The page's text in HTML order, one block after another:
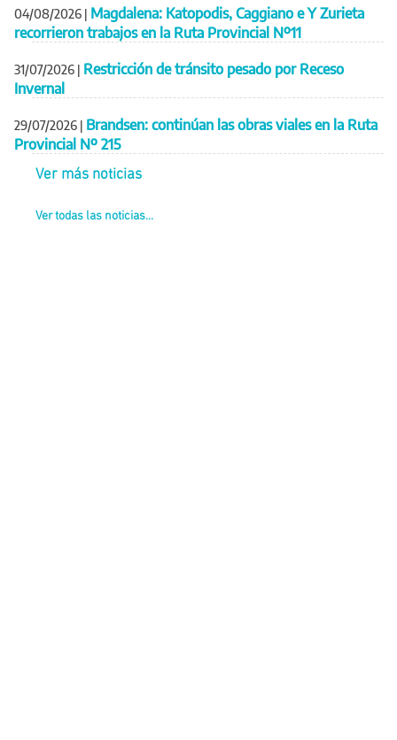
04/08/2026 | Magdalena: Katopodis, Caggiano e Y Zurieta
recorrieron trabajos en la Ruta Provincial Nº11
31/07/2026 | Restricción de tránsito pesado por Receso
Invernal
29/07/2026 | Brandsen: continúan las obras viales en la Ruta
Provincial Nº 215
Ver más noticias
Ver todas las noticias...